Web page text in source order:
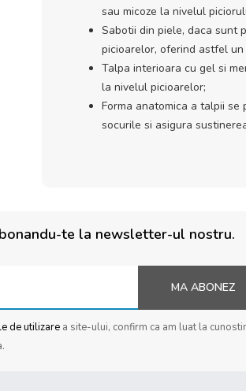
sau micoze la nivelul
Sabotii din piele, daca sunt
picioarelor, oferind astfel
Talpa interioara cu gel si
la nivelul picioarelor;
Forma anatomica a talpii
socurile si asigura
te la newsletter-ul nostru.
MA ABONEZ
de utilizarea site-ului, confirm ca am luat la